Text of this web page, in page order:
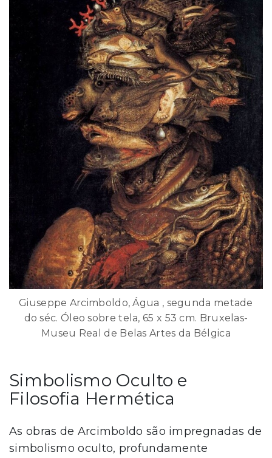
Giuseppe Arcimboldo, Água , segunda metade
do séc. Óleo sobre tela, 65 x 53 cm. Bruxelas-
Museu Real de Belas Artes da Bélgica
Simbolismo Oculto e
Filosofia Hermética
As obras de Arcimboldo são impregnadas de
simbolismo oculto, profundamente